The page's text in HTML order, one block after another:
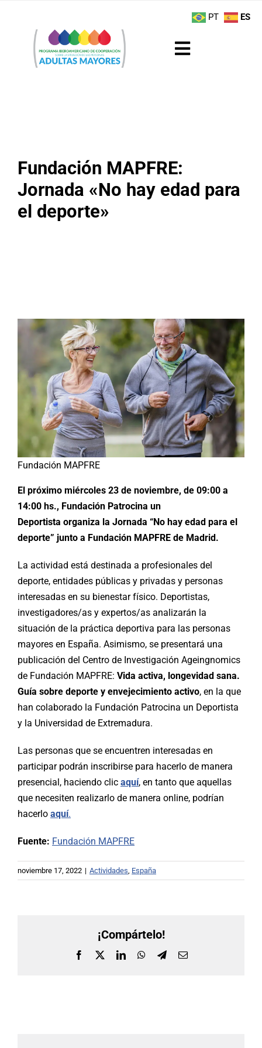
contenido
Toggle
Actividades
Boletín
Fundación MAPFRE:
Jornada «No hay edad para
el deporte»
Fundación MAPFRE
El próximo miércoles 23 de noviembre, de 09:00 a
14:00 hs., Fundación Patrocina un
Deportista organiza la Jornada “No hay edad para el
deporte” junto a Fundación MAPFRE de Madrid.
La actividad está destinada a profesionales del
deporte, entidades públicas y privadas y personas
interesadas en su bienestar físico. Deportistas,
investigadores/as y expertos/as analizarán la
situación de la práctica deportiva para las personas
mayores en España. Asimismo, se presentará una
publicación del Centro de Investigación Ageingnomics
de Fundación MAPFRE: Vida activa, longevidad sana.
Guía sobre deporte y envejecimiento activo, en la que
han colaborado la Fundación Patrocina un Deportista
y la Universidad de Extremadura.
Las personas que se encuentren interesadas en
participar podrán inscribirse para hacerlo de manera
presencial, haciendo clic aquí, en tanto que aquellas
que necesiten realizarlo de manera online, podrían
hacerlo aquí.
Fuente: Fundación MAPFRE
noviembre 17, 2022 | Actividades España
¡Compártelo!
Facebook LinkedInWhatsApp
TelegramCorreo
PT ES